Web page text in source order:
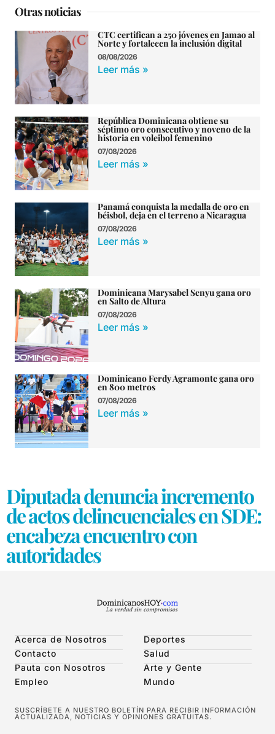
Otras noticias
CTC certifican a 250 jóvenes en Jamao al
Norte y fortalecen la inclusión digital
08/08/2026
Leer más »
República Dominicana obtiene su
séptimo oro consecutivo y noveno de la
historia en voleibol femenino
07/08/2026
Leer más »
Panamá conquista la medalla de oro en
béisbol, deja en el terreno a Nicaragua
07/08/2026
Leer más »
Dominicana Marysabel Senyu gana oro
en Salto de Altura
07/08/2026
Leer más »
Dominicano Ferdy Agramonte gana oro
en 800 metros
07/08/2026
Leer más »
Diputada denuncia incremento
de actos delincuenciales en SDE:
encabeza encuentro con
autoridades
Acerca de Nosotros
Contacto
Pauta con Nosotros
Empleo
Deportes
Salud
Arte y Gente
Mundo
SUSCRÍBETE A NUESTRO BOLETÍN PARA RECIBIR INFORMACIÓN
ACTUALIZADA, NOTICIAS Y OPINIONES GRATUITAS.